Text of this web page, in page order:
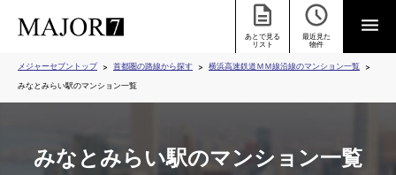
あとで見る
リスト
最近見た
物件
メジャーセブントップ 首都圏の路線から探す
横浜高速鉄道ＭＭ線沿線のマンション一覧
みなとみらい駅のマンション一覧
みなとみらい駅のマンション一覧